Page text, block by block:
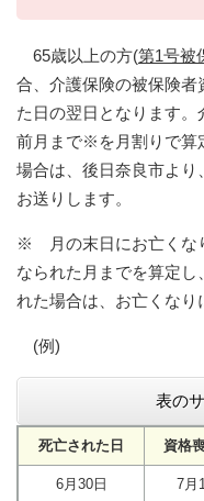
65歳以上の方(第1号被
合、介護保険の被保険
た日の翌日となります
前月まで※を月割りで算
場合は、後日奈良市よ
お送りします。
※ 月の末日にお亡くな
なられた月までを算定
れた場合は、お亡くなり
(例)
表の
死亡された日 資格
6月30日 7月